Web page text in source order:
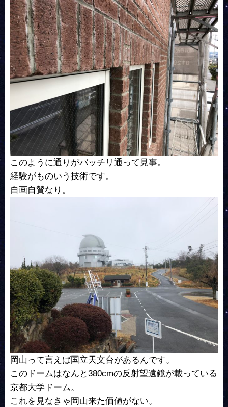
このように通りがバッチリ通って見事。
経験がものいう技術です。
自画自賛なり。
岡山って言えば国立天文台があるんです。
このドームはなんと380cmの反射望遠鏡が載っている
京都大学ドーム。
これを見なきゃ岡山来た価値がない。